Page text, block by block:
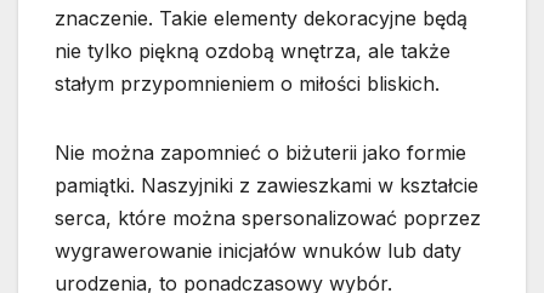
znaczenie. Takie elementy dekoracyjne będą
nie tylko piękną ozdobą wnętrza, ale także
stałym przypomnieniem o miłości bliskich.
Nie można zapomnieć o biżuterii jako formie
pamiątki. Naszyjniki z zawieszkami w kształcie
serca, które można spersonalizować poprzez
wygrawerowanie inicjałów wnuków lub daty
urodzenia, to ponadczasowy wybór.